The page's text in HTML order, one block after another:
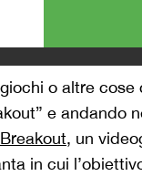
o altre cose
e andando
Breakout, un
in cui